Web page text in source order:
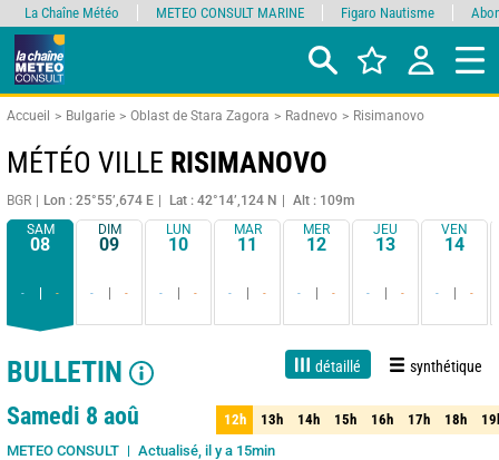
Accueil Bulgarie Oblast de Stara Zagora Radnevo Risimanovo
MÉTÉO VILLE RISIMANOVO
BGR Lon : 25°55’,674 E Lat : 42°14’,124 N
Alt : 109m
SAM
08
- -
DIM
09
- -
LUN
10
- -
MAR
11
- -
MER
12
- -
JEU
13
- -
VEN
14
- -
BULLETIN détaillé synthétique
1 jour 3 jours 7 jours 15 jours Fiabilité 90%
Samedi 8 aoû
METEO CONSULT Actualisé, il y a 15min
12h 13h 14h 15h 16h 17h 18h
12h 13h 14h 15h 16h 17h 18h
La Chaîne Météo METEO CONSULT MARINE Figaro Nautisme